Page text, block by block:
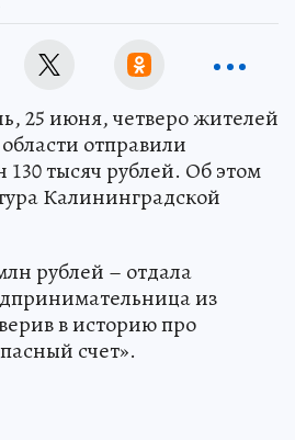
25 июня, четверо жителей
отправили
тысяч рублей. Об этом
Калининградской
рублей – отдала
из
в историю про
счет».